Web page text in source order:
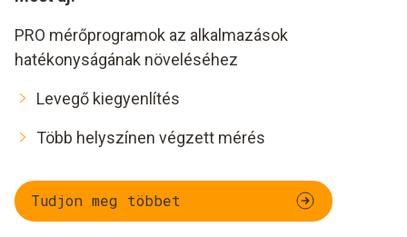
PRO mérőprogramok az alkalmazások
hatékonyságának növeléséhez
Levegő kiegyenlítés
Több helyszínen végzett mérés
Tudjon meg többet